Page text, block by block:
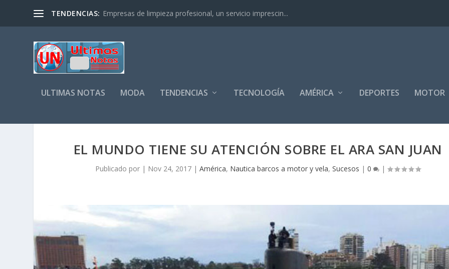
TENDENCIAS: Empresas de limpieza profesional, un servicio imprescin...
ULTIMAS NOTAS MODA TENDENCIAS TECNOLOGÍA AMÉRICA DEPORTES MOTOR
EL MUNDO TIENE SU ATENCIÓN SOBRE EL ARA SAN JUAN
Publicado por | Nov 24, 2017 |América, Nautica barcos a motor y vela,Sucesos |0 |